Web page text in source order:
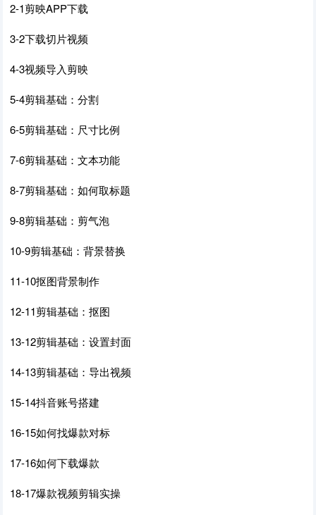
2-1剪映APP下载
3-2下载切片视频
4-3视频导入剪映
5-4剪辑基础：分割
6-5剪辑基础：尺寸比例
7-6剪辑基础：文本功能
8-7剪辑基础：如何取标题
9-8剪辑基础：剪气泡
10-9剪辑基础：背景替换
11-10抠图背景制作
12-11剪辑基础：抠图
13-12剪辑基础：设置封面
14-13剪辑基础：导出视频
15-14抖音账号搭建
16-15如何找爆款对标
17-16如何下载爆款
18-17爆款视频剪辑实操